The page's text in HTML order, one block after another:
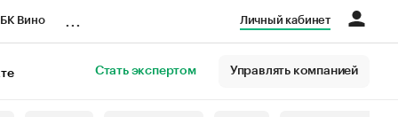
Вино Личный кабинет
Стать экспертом Управлять компанией